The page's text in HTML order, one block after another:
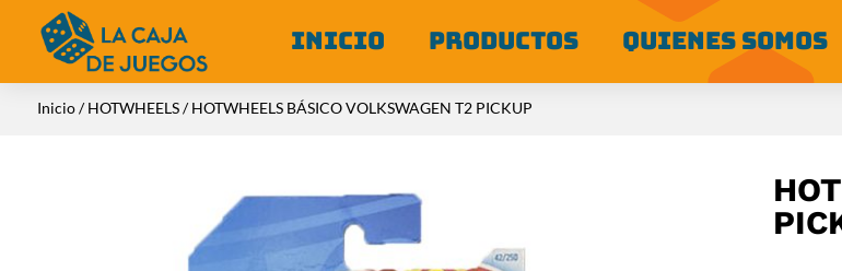
INICIO PRODUCTOS QUIENES SOMOS
Inicio/HOTWHEELS/ HOTWHEELS BÁSICO VOLKSWAGEN T2 PICKUP